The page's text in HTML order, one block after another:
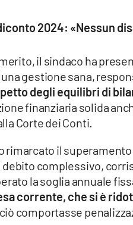
2024: «Nessun
il sindaco ha
gestione sana,
degli equilibri di
finanziaria solida
Corte dei Conti.
rimarcato il
complessivo,
la soglia annuale
corrente, che si è
comportasse